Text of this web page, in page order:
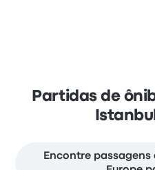
Partidas de
Encontre passagens